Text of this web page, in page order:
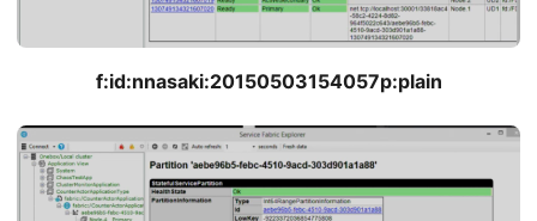
f:id:nnasaki:20150503154057p:plain